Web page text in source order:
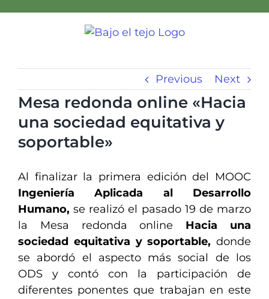
Previous Next
Mesa redonda online «Hacia
una sociedad equitativa y
soportable»
Al finalizar la primera edición del MOOC
Ingeniería Aplicada al Desarrollo
Humano,se realizó el pasado 19 de marzo
la Mesa redonda online Hacia una
sociedad equitativa y soportable, donde
se abordó el aspecto más social de los
ODS y contó con la participación de
diferentes ponentes que trabajan en este